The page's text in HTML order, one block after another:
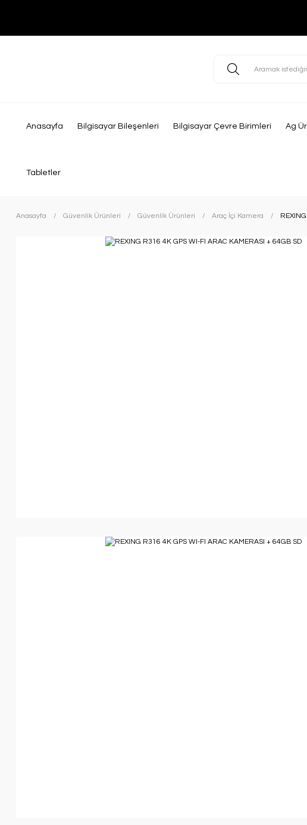
Anasayfa Bilgisayar Bileşenleri Bilgisayar Çevre Birimleri Ag
Tabletler
Anasayfa Güvenlik Ürünleri Güvenlik Ürünleri Araç İçi Kamera